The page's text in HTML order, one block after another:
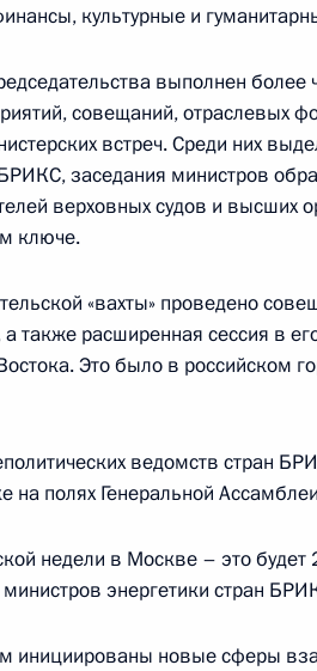
Петербурга Александром
Показать предыдущие материалы
культурные и
выполнен более
совещаний, отраслевых
встреч. Среди них
заседания министров
верховных судов и высших
ключе.
«вахты» проведено
также расширенная сессия в
Это было в российском
ведомств стран
на полях Генеральной
недели в Москве – это
энергетики стран
инициированы новые сферы